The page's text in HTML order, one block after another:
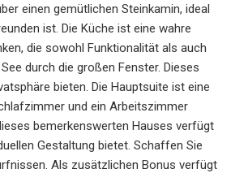
einen gemütlichen Steinkamin, ideal
ist. Die Küche ist eine wahre
die sowohl Funktionalität als auch
durch die großen Fenster. Dieses
bieten. Die Hauptsuite ist eine
und ein Arbeitszimmer
bemerkenswerten Hauses verfügt
Gestaltung bietet. Schaffen Sie
Als zusätzlichen Bonus verfügt